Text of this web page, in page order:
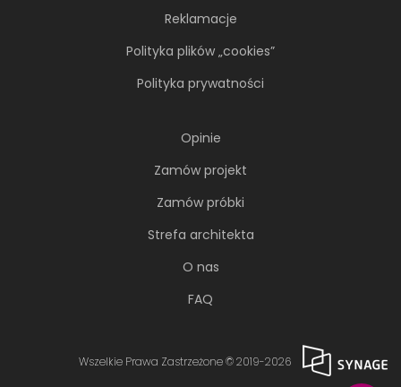
Reklamacje
Polityka plików „cookies”
Polityka prywatności
Opinie
Zamów projekt
Zamów próbki
Strefa architekta
O nas
FAQ
Wszelkie Prawa Zastrzeżone © 2019-2026